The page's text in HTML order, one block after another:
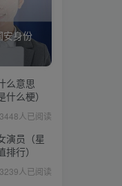
安身份
么意思
什么梗）
3448人已阅读
演员（星
行）
3239人已阅读